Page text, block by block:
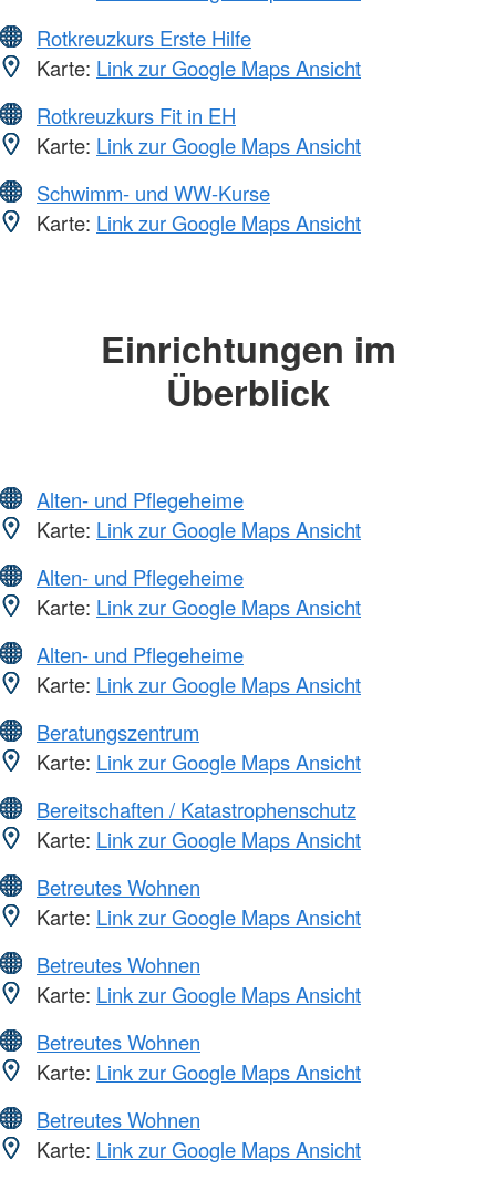
Rotkreuzkurs Erste Hilfe
Karte: Link zur Google Maps Ansicht
Rotkreuzkurs Fit in EH
Karte: Link zur Google Maps Ansicht
Schwimm- und WW-Kurse
Karte: Link zur Google Maps Ansicht
Einrichtungen im
Überblick
Alten- und Pflegeheime
Karte: Link zur Google Maps Ansicht
Alten- und Pflegeheime
Karte: Link zur Google Maps Ansicht
Alten- und Pflegeheime
Karte: Link zur Google Maps Ansicht
Beratungszentrum
Karte: Link zur Google Maps Ansicht
Bereitschaften / Katastrophenschutz
Karte: Link zur Google Maps Ansicht
Betreutes Wohnen
Karte: Link zur Google Maps Ansicht
Betreutes Wohnen
Karte: Link zur Google Maps Ansicht
Betreutes Wohnen
Karte: Link zur Google Maps Ansicht
Betreutes Wohnen
Karte: Link zur Google Maps Ansicht